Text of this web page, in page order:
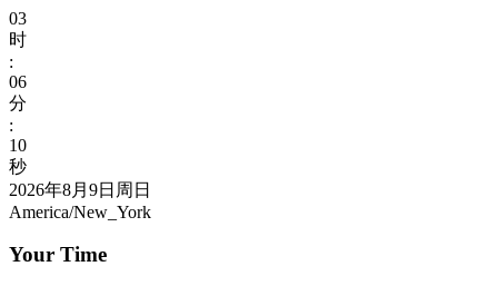
03
时
:
06
分
:
12
秒
2026年8月9日周日
America/New_York
Your Time